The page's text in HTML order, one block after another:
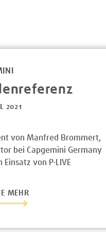
2021
von Manfred Brommert,
bei Capgemini Germany
Einsatz von P·LIVE
MEHR